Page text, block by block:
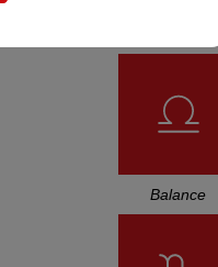
Balance